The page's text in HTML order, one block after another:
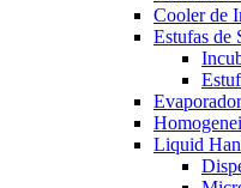
Cooler de
Estufas de
Liquid